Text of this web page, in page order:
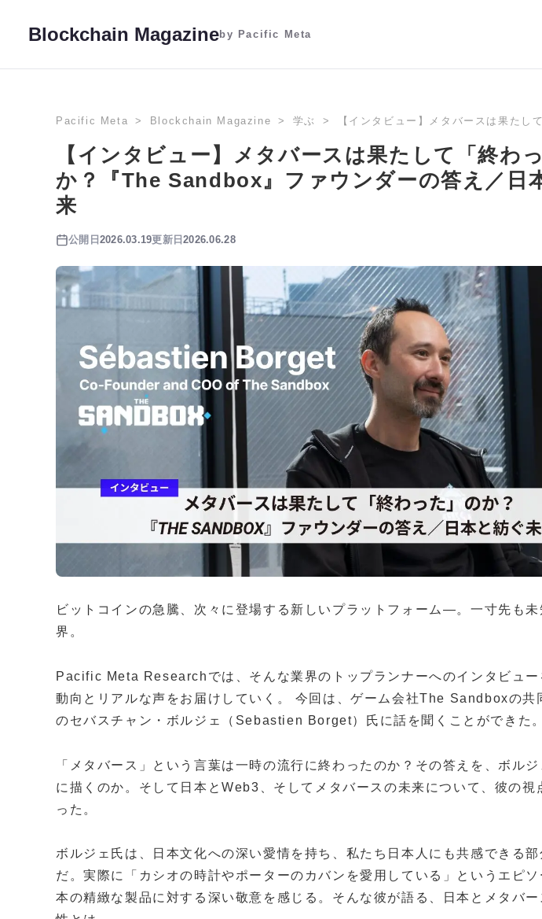
Blockchain Magazineby Pacific Meta
Pacific Meta Blockchain Magazine 学ぶ 【インタビュー】メタバースは果た
【インタビュー】メタバースは果たして「終わ
か？『The Sandbox』ファウンダーの答え／日
来
公開日 2026.03.19更新日2026.06.28
ビットコインの急騰、次々に登場する新しいプラットフォーム―。一寸先も
界。
Pacific Meta Researchでは、そんな業界のトップランナーへのインタビュー
動向とリアルな声をお届けしていく。 今回は、ゲーム会社The Sandboxの共
のセバスチャン・ボルジェ（Sebastien Borget）氏に話を聞くことができた。
「メタバース」という言葉は一時の流行に終わったのか？その答えを、ボルジ
に描くのか。そして日本とWeb3、そしてメタバースの未来について、彼の視
った。
ボルジェ氏は、日本文化への深い愛情を持ち、私たち日本人にも共感できる部
だ。実際に「カシオの時計やポーターのカバンを愛用している」というエピソ
本の精緻な製品に対する深い敬意を感じる。そんな彼が語る、日本とメタバ